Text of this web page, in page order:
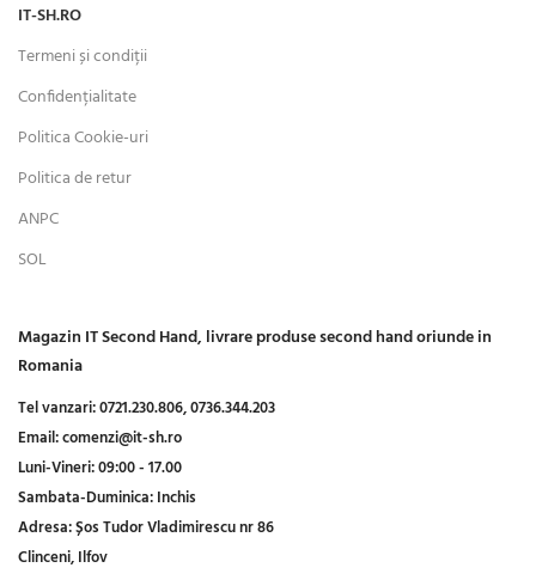
IT-SH.RO
Termeni și condiții
Confidențialitate
Politica Cookie-uri
Politica de retur
ANPC
SOL
Magazin IT Second Hand, livrare produse second hand oriunde in
Romania
Tel vanzari:0721.230.806,0736.344.203
Email:comenzi@it-sh.ro
Luni-Vineri:09:00 - 17.00
Sambata-Duminica:Inchis
Adresa:Șos Tudor Vladimirescu nr 86
Clinceni, Ilfov